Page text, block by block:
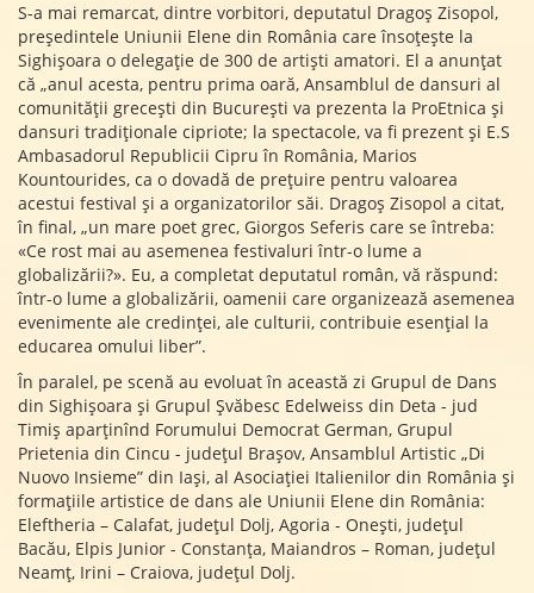
S-a mai remarcat, dintre vorbitori, deputatul Dragoș Zisopol,
președintele Uniunii Elene din România care însoțește la
Sighișoara o delegație de 300 de artiști amatori. El a anunțat
că „anul acesta, pentru prima oară, Ansamblul de dansuri al
comunității grecești din București va prezenta la ProEtnica și
dansuri tradiționale cipriote; la spectacole, va fi prezent și E.S
Ambasadorul Republicii Cipru în România, Marios
Kountourides, ca o dovadă de prețuire pentru valoarea
acestui festival și a organizatorilor săi. Dragoș Zisopol a citat,
în final, „un mare poet grec, Giorgos Seferis care se întreba:
«Ce rost mai au asemenea festivaluri într-o lume a
globalizării?». Eu, a completat deputatul român, vă răspund:
într-o lume a globalizării, oamenii care organizează asemenea
evenimente ale credinței, ale culturii, contribuie esențial la
educarea omului liber”.
În paralel, pe scenă au evoluat în această zi Grupul de Dans
din Sighișoara și Grupul Șvăbesc Edelweiss din Deta - jud
Timiș aparținînd Forumului Democrat German, Grupul
Prietenia din Cincu - județul Brașov, Ansamblul Artistic „Di
Nuovo Insieme” din Iași, al Asociației Italienilor din România și
formațiile artistice de dans ale Uniunii Elene din România:
Eleftheria – Calafat, județul Dolj, Agoria - Onești, județul
Bacău, Elpis Junior - Constanța, Maiandros – Roman, județul
Neamț, Irini – Craiova, județul Dolj.